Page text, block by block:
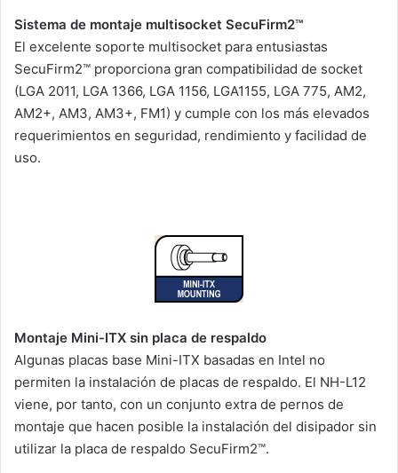
Sistema de montaje multisocket SecuFirm2™
El excelente soporte multisocket para entusiastas
SecuFirm2™ proporciona gran compatibilidad de socket
(LGA 2011, LGA 1366, LGA 1156, LGA1155, LGA 775, AM2,
AM2+, AM3, AM3+, FM1) y cumple con los más elevados
requerimientos en seguridad, rendimiento y facilidad de
uso.
Montaje Mini-ITX sin placa de respaldo
Algunas placas base Mini-ITX basadas en Intel no
permiten la instalación de placas de respaldo. El NH-L12
viene, por tanto, con un conjunto extra de pernos de
montaje que hacen posible la instalación del disipador sin
utilizar la placa de respaldo SecuFirm2™.